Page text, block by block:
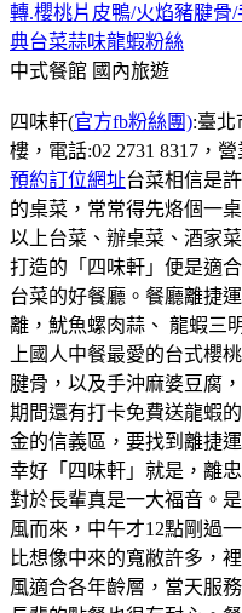
轉.櫻桃片皮鴨/火焰豬腱骨
典台菜蒜味龍蝦粉絲
中式餐館 國內旅遊
四味軒(官方fb粉絲團):臺北
樓，電話:02 2731 8317，
預約訂位網址台菜相信是
的桌菜，常常得先烙個一
以上台菜、辦桌菜、酒家
打造的「四味軒」便是適
台菜的好餐廳。餐廳離捷
離，魷魚螺肉蒜、 龍蝦三
上國人中餐最愛的台式櫻
腱骨，以及手沖麻婆豆腐
期間還有打卡免費送龍蝦
金的信義區，要找到離捷
幸好「四味軒」就是，離
對於長輩真是一大福音。
風而來，中午才12點剛過
比想像中來的寬敝許多，
風適合各年齡層，當天服